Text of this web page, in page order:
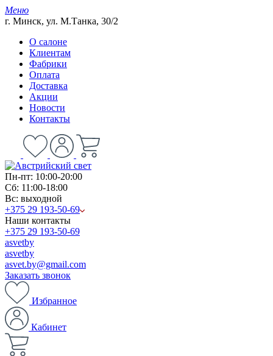
Меню
г. Минск, ул. М.Танка, 30/2
О салоне
Клиентам
Фабрики
Оплата
Доставка
Акции
Новости
Контакты
Пн-пт: 10:00-20:00
Сб: 11:00-18:00
Вс: выходной
+375 29 193-50-69
Наши контакты
+375 29 193-50-69
asvetby
asvetby
asvet.by@gmail.com
Заказать звонок
Избранное
Кабинет